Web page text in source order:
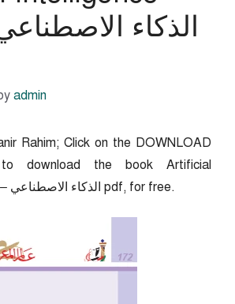
admin
Rahim; Click on the DOWNLOAD
download the book Artificial
Intelligence PDF – الذكاء الاصطناعي pdf, for free.